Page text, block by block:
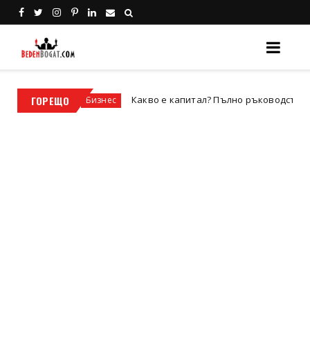
ГОРЕЩО
Бизнес Какво е капитал? Пълно ръководство за